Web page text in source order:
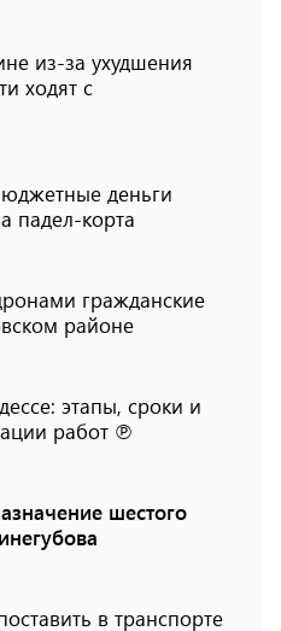
из-за ухудшения
ходят с
деньги
падел-корта
гражданские
районе
этапы, сроки и
работ ℗
шестого
в транспорте